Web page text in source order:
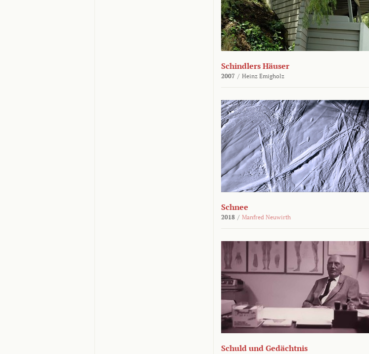
Schindlers Häuser
2007 / Heinz Emigholz
Schnee
2018 / Manfred Neuwirth
Schuld und Gedächtnis